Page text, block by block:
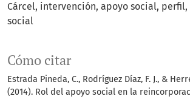
Cárcel intervención apoyo social perfil
social
Cómo citar
Estrada Pineda, C., Rodríguez Díaz, F. J., &
(2014). Rol del apoyo social en la